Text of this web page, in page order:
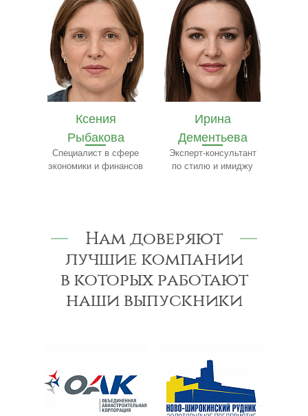
Ирина
Дементьева
Эксперт-консультант
по стилю и имиджу
Ярослав
Бобылёв
Эксперт по пищевому
производству
Нам доверяют
лучшие компании
в которых работают
наши выпускники